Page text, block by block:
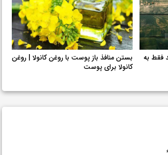
فقط به
بستن منافذ باز پوست با روغن کانولا | روغن
کانولا برای پوست